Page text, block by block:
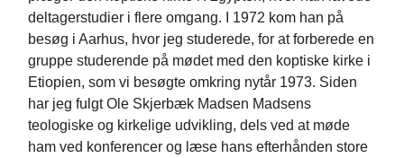
deltagerstudier i flere omgang. I 1972 kom han på
besøg i Aarhus, hvor jeg studerede, for at forberede en
gruppe studerende på mødet med den koptiske kirke i
Etiopien, som vi besøgte omkring nytår 1973. Siden
har jeg fulgt Ole Skjerbæk Madsen Madsens
teologiske og kirkelige udvikling, dels ved at møde
ham ved konferencer og læse hans efterhånden store